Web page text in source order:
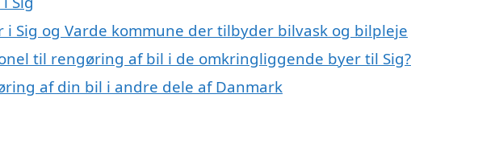
i Sig og Varde kommune der tilbyder bilvask og bilpleje
til rengøring af bil i de omkringliggende byer til Sig?
af din bil i andre dele af Danmark